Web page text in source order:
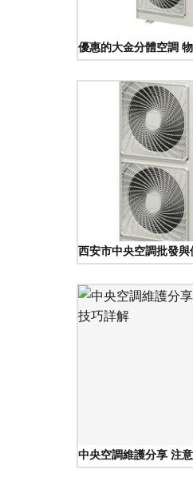
優惠的大金分體空調
西安市中央空調批發
中央空調維護分享 注